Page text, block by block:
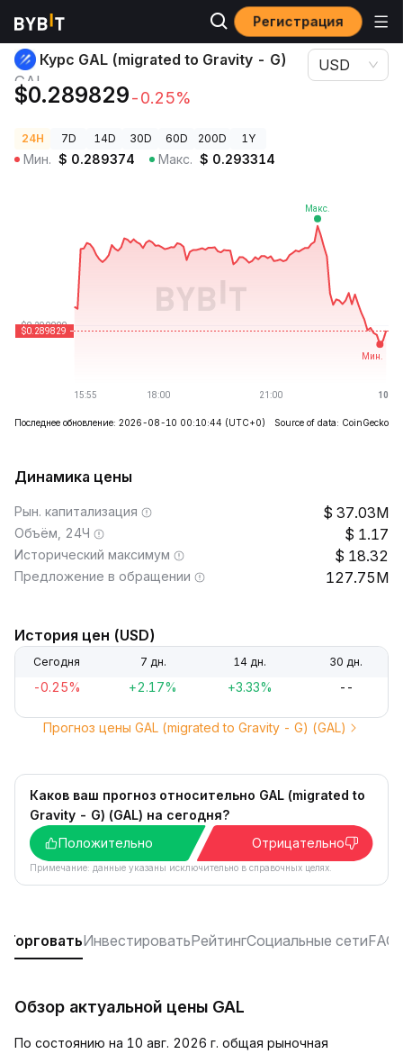
Регистрация
Цены криптовалют Курс GAL (migrated to Gravity - G) GAL
Курс GAL (migrated to Gravity - G)
GAL
$0.289829-0.25%
USD
24H 7D 14D 30D 60D 200D 1Y
Мин. $ 0.289374 Макс. $ 0.293314
Последнее обновление: 2026-08-10 00:10:44 (UTC+0) Source of data: CoinGecko
Динамика цены
Рын. капитализация 37.03M
Объём, 24Ч 1.17
Исторический максимум 18.32
Предложение в обращении 127.75M
История цен (USD)
Сегодня 7 дн. 14 дн. 30 дн.
-0.25% +2.17% +3.33% --
Прогноз цены GAL (migrated to Gravity - G) (GAL)
Каков ваш прогноз относительно GAL (migrated to
Gravity - G) (GAL) на сегодня?
Положительно
Отрицательно
Примечание: данные указаны исключительно в справочных целях.
ТорговатьИнвестироватьРейтингСоциальные сетиFAQ
Обзор актуальной цены GAL
По состоянию на 10 авг. 2026 г. общая рыночная